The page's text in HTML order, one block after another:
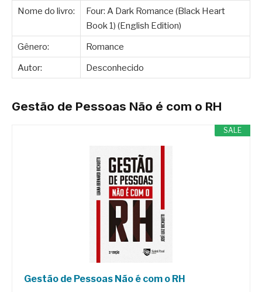
Nome do livro:
Four: A Dark Romance (Black Heart
Book 1) (English Edition)
Gênero:
Romance
Autor:
Desconhecido
Gestão de Pessoas Não é com o RH
SALE
Gestão de Pessoas Não é com o RH